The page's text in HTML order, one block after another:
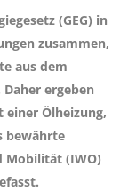
(GEG) in
zusammen,
aus dem
ergeben
einer Ölheizung,
bewährte
Mobilität (IWO)